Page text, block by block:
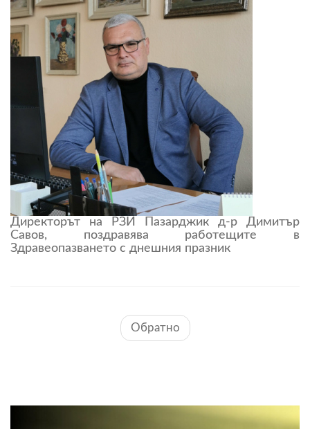
Директорът на РЗИ Пазарджик д-р Димитър
Савов, поздравява работещите в
Здравеопазването с днешния празник
Обратно